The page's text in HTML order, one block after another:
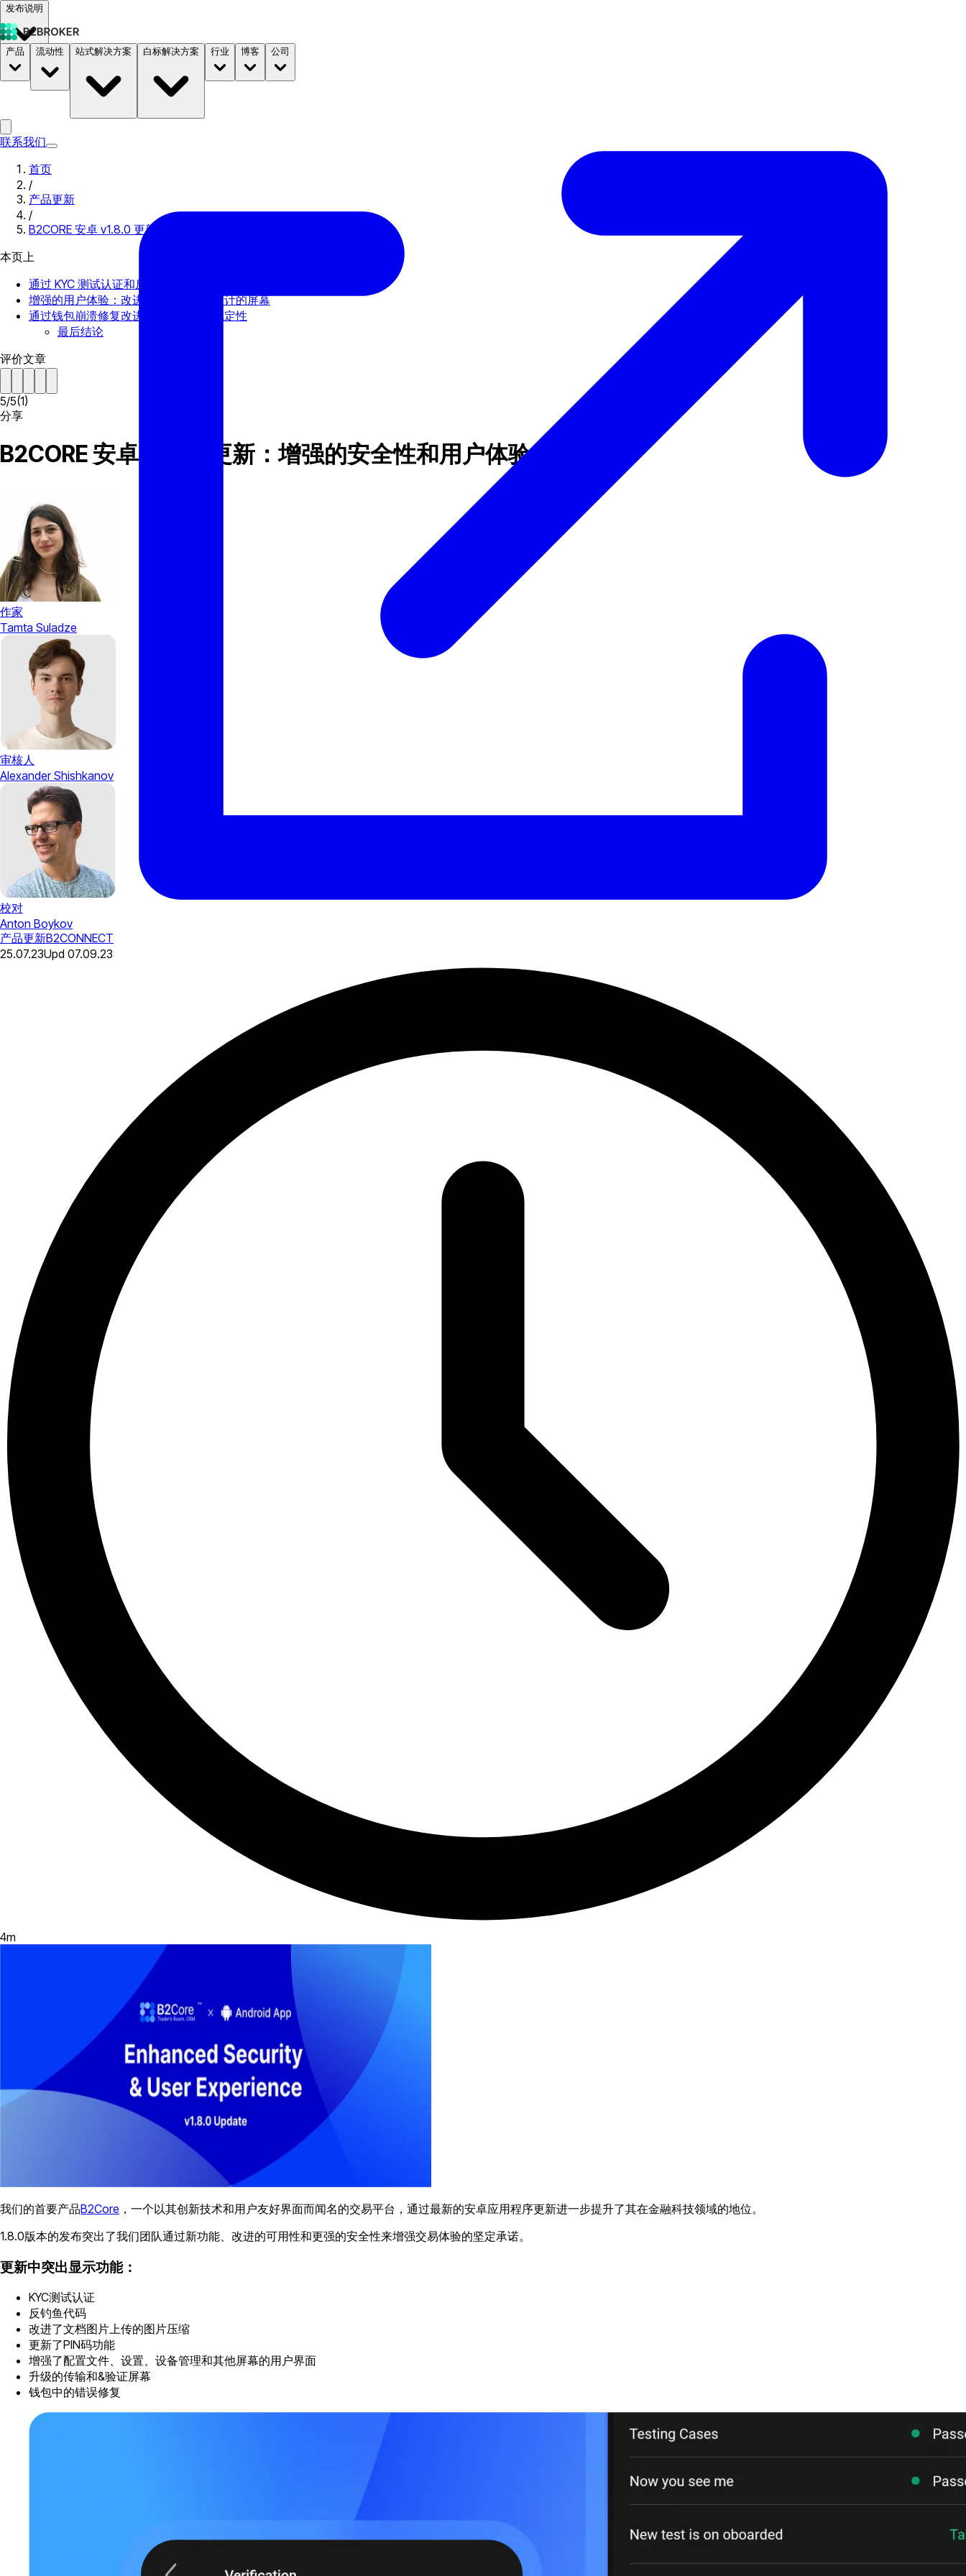
发布说明
文档 定价 B2STORE
产品 流动性 站式解决方案 白标解决方案 行业 博客 公司
联系我们
首页
/
产品更新
/
B2CORE 安卓 v1.8.0 更新：增强的安全性和用户体验
本页上
通过 KYC 测试认证和反网络钓鱼代码来增强安全性
增强的用户体验：改进的功能和重新设计的屏幕
通过钱包崩溃修复改进了应用程序的稳定性
最后结论
评价文章
5/5(1)
分享
B2CORE 安卓 v1.8.0 更新：增强的安全性和用户体验
作家
Tamta Suladze
审核人
Alexander Shishkanov
校对
Anton Boykov
产品更新B2CONNECT
25.07.23Upd 07.09.23
4m
我们的首要产品B2Core ，一个以其创新技术和用户友好界面而闻名的交易平台，通过最新的安卓应用程序更新进一步提升了其在金融科技领域的地位。
1.8.0版本的发布突出了我们团队通过新功能、改进的可用性和更强的安全性来增强交易体验的坚定承诺。
更新中突出显示功能：
KYC测试认证
反钓鱼代码
改进了文档图片上传的图片压缩
更新了PIN码功能
增强了配置文件、设置、设备管理和其他屏幕的用户界面
升级的传输和&验证屏幕
钱包中的错误修复